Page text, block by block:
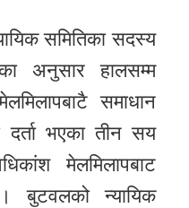
समितिका सदस्य
अनुसार हालसम्म
समाधान
दर्ता भएका तीन सय
मेलमिलापबाट
बुटवलको न्यायिक